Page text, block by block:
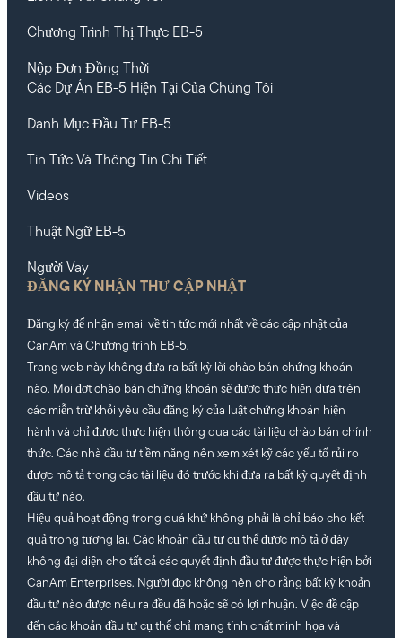
Chương Trình Thị Thực EB-5
Nộp Đơn Đồng Thời
Các Dự Án EB-5 Hiện Tại Của Chúng Tôi
Danh Mục Đầu Tư EB-5
Tin Tức Và Thông Tin Chi Tiết
Videos
Thuật Ngữ EB-5
Người Vay
ĐĂNG KÝ NHẬN THƯ CẬP NHẬT
Đăng ký để nhận email về tin tức mới nhất về các cập nhật của
CanAm và Chương trình EB-5.
Trang web này không đưa ra bất kỳ lời chào bán chứng khoán
nào. Mọi đợt chào bán chứng khoán sẽ được thực hiện dựa trên
các miễn trừ khỏi yêu cầu đăng ký của luật chứng khoán hiện
hành và chỉ được thực hiện thông qua các tài liệu chào bán chính
thức. Các nhà đầu tư tiềm năng nên xem xét kỹ các yếu tố rủi ro
được mô tả trong các tài liệu đó trước khi đưa ra bất kỳ quyết định
đầu tư nào.
Hiệu quả hoạt động trong quá khứ không phải là chỉ báo cho kết
quả trong tương lai. Các khoản đầu tư cụ thể được mô tả ở đây
không đại diện cho tất cả các quyết định đầu tư được thực hiện bởi
CanAm Enterprises. Người đọc không nên cho rằng bất kỳ khoản
đầu tư nào được nêu ra đều đã hoặc sẽ có lợi nhuận. Việc đề cập
đến các khoản đầu tư cụ thể chỉ mang tính chất minh họa và